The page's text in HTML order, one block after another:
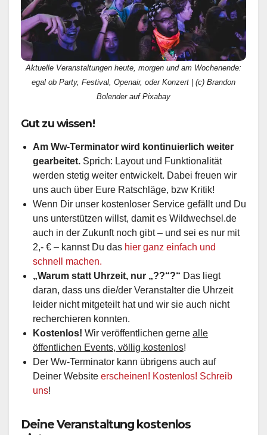
Aktuelle Veranstaltungen heute, morgen und am Wochenende:
egal ob Party, Festival, Openair, oder Konzert | (c) Brandon
Bolender auf Pixabay
Gut zu wissen!
Am Ww-Terminator wird kontinuierlich weiter
gearbeitet. Sprich: Layout und Funktionalität
werden stetig weiter entwickelt. Dabei freuen wir
uns auch über Eure Ratschläge, bzw Kritik!
Wenn Dir unser kostenloser Service gefällt und Du
uns unterstützen willst, damit es Wildwechsel.de
auch in der Zukunft noch gibt – und sei es nur mit
2,- € – kannst Du das hier ganz einfach und
schnell machen.
„Warum statt Uhrzeit, nur „??“?“ Das liegt
daran, dass uns die/der Veranstalter die Uhrzeit
leider nicht mitgeteilt hat und wir sie auch nicht
recherchieren konnten.
Kostenlos! Wir veröffentlichen gerne alle
öffentlichen Events, völlig kostenlos!
Der Ww-Terminator kann übrigens auch auf
Deiner Website erscheinen! Kostenlos! Schreib
uns!
Deine Veranstaltung kostenlos